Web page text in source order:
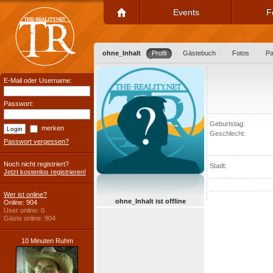
Events
ohne_Inhalt Profil Gästebuch Fotos
ohne_Inhalt ist offline
Geburtstag:
Geschlecht:
Stadt:
E-Mail oder Username:
Passwort:
merken
Passwort vergessen?
Noch nicht registriert?
Jetzt kostenlos registrieren!
Wer ist online?
Online: 904
User online: 0
Gäste online: 904
10 Minuten Ruhm